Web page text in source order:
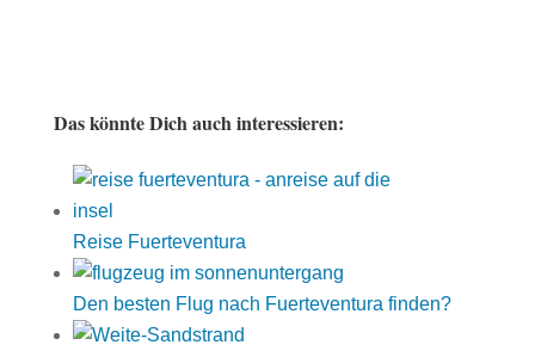
Das könnte Dich auch interessieren:
Reise Fuerteventura
Den besten Flug nach Fuerteventura finden?